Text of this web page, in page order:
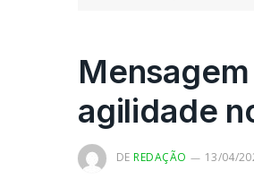
agilidade
DE REDAÇÃO 13/04/